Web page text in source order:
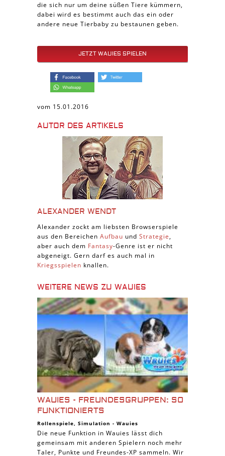
die sich nur um deine süßen Tiere kümmern,
dabei wird es bestimmt auch das ein oder
andere neue Tierbaby zu bestaunen geben.
JETZT WAUIES SPIELEN
vom 15.01.2016
AUTOR DES ARTIKELS
ALEXANDER WENDT
Alexander zockt am liebsten Browserspiele
aus den Bereichen Aufbau und Strategie,
aber auch dem Fantasy-Genre ist er nicht
abgeneigt. Gern darf es auch mal in
Kriegsspielen knallen.
WEITERE NEWS ZU WAUIES
WAUIES - FREUNDESGRUPPEN: SO
FUNKTIONIERTS
Rollenspiele, Simulation - Wauies
Die neue Funktion in Wauies lässt dich
gemeinsam mit anderen Spielern noch mehr
Taler, Punkte und Freundes-XP sammeln. Wir